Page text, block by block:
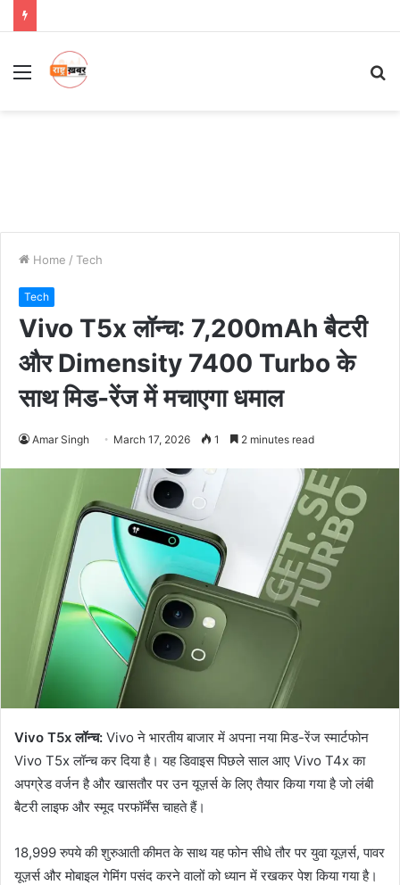
Menu
Home / Tech
Tech
Vivo T5x लॉन्च: 7,200mAh बैटरी
और Dimensity 7400 Turbo के
साथ मिड-रेंज में मचाएगा धमाल
Amar Singh March 17, 2026 1 2 minutes read
Vivo T5x लॉन्च: Vivo ने भारतीय बाजार में अपना नया मिड-रेंज स्मार्टफोन
Vivo T5x लॉन्च कर दिया है। यह डिवाइस पिछले साल आए Vivo T4x का
अपग्रेड वर्जन है और खासतौर पर उन यूज़र्स के लिए तैयार किया गया है जो लंबी
बैटरी लाइफ और स्मूद परफॉर्मेंस चाहते हैं।
18,999 रुपये की शुरुआती कीमत के साथ यह फोन सीधे तौर पर युवा यूज़र्स, पावर
यूज़र्स और मोबाइल गेमिंग पसंद करने वालों को ध्यान में रखकर पेश किया गया है।